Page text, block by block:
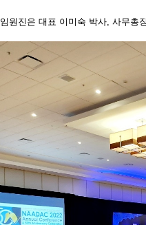
원진은 대표 이미숙 박사, 사무